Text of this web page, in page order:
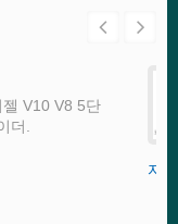
V10 V8 5단
더.
자